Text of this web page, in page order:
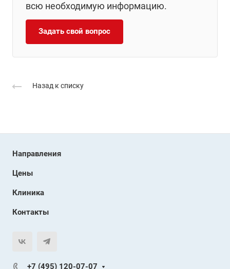
всю необходимую информацию.
Задать свой вопрос
Назад к списку
Направления
Цены
Клиника
Контакты
+7 (495) 120-07-07